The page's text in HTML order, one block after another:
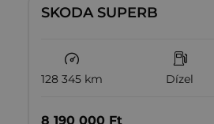
SKODA SUPERB
128 345 km Dízel
8‏‏‎ ‎190‏‏‎ ‎000 Ft